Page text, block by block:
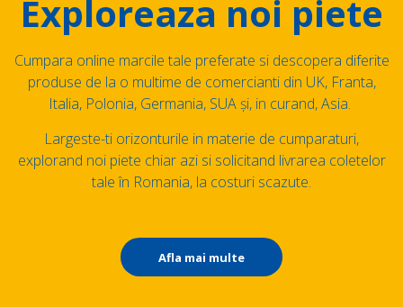
Exploreaza noi piete
Cumpara online marcile tale preferate si descopera diferite
produse de la o multime de comercianti din UK, Franta,
Italia, Polonia, Germania, SUA și, in curand, Asia.
Largeste-ti orizonturile in materie de cumparaturi,
explorand noi piete chiar azi si solicitand livrarea coletelor
tale în Romania, la costuri scazute.
Afla mai multe